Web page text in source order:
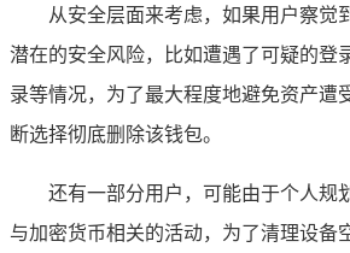
从安全层面来考虑，如果用户察觉
潜在的安全风险，比如遭遇了可疑的登
录等情况，为了最大程度地避免资产遭
断选择彻底删除该钱包。
还有一部分用户，可能由于个人规
与加密货币相关的活动，为了清理设备